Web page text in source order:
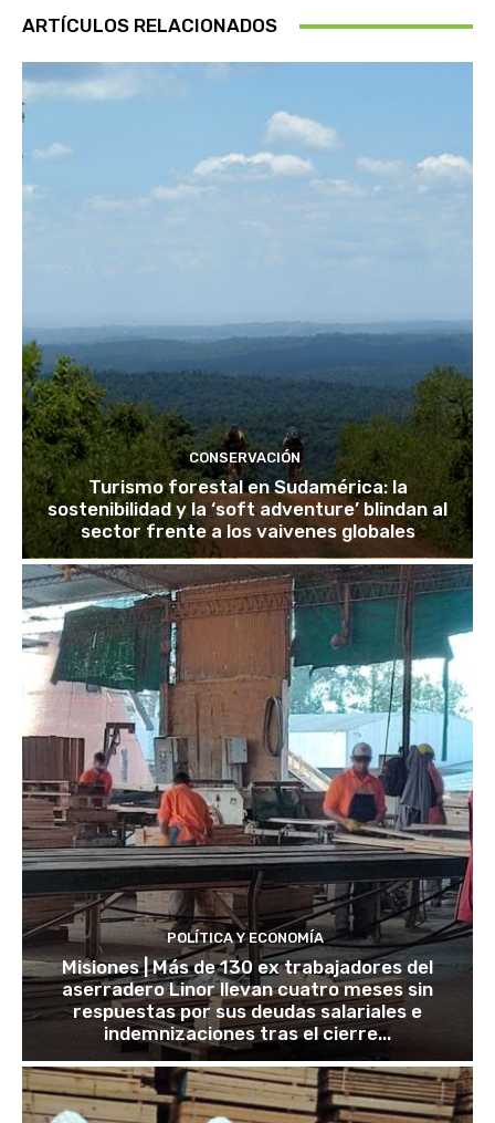
ARTÍCULOS RELACIONADOS
CONSERVACIÓN
Turismo forestal en Sudamérica: la
sostenibilidad y la ‘soft adventure’ blindan al
sector frente a los vaivenes globales
POLÍTICA Y ECONOMÍA
Misiones | Más de 130 ex trabajadores del
aserradero Linor llevan cuatro meses sin
respuestas por sus deudas salariales e
indemnizaciones tras el cierre...